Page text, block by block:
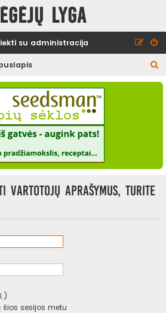
lyga
su administracija
e
vartotojų aprašymus, turite
sesijos metu